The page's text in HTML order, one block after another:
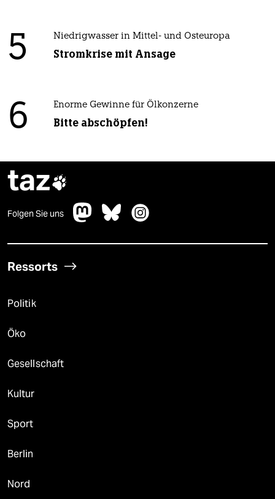
5 Niedrigwasser in Mittel- und Osteuropa
Stromkrise mit Ansage
6 Enorme Gewinne für Ölkonzerne
Bitte abschöpfen!
taz
Folgen Sie uns
Ressorts
Politik
Öko
Gesellschaft
Kultur
Sport
Berlin
Nord